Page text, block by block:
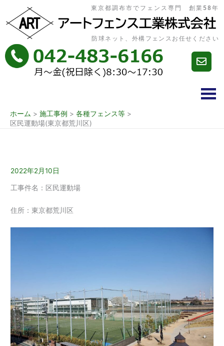
を
キ
ッ
東京都調布市でフェンス専門 創業58年
防球ネット、外構フェンスお任せください
ホーム 施工事例
各種フェンス等
区民運動場(東京都荒川区)
2022年2月10日
工事件名：区民運動場
住所：東京都荒川区